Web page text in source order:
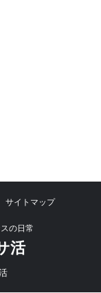
サイトマップ
の日常
活